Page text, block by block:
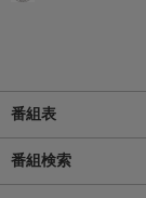
番組表
番組検索